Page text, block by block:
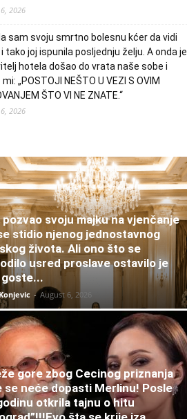
2026
sam svoju smrtno bolesnu kćer da vidi
tako joj ispunila posljednju želju. A onda je
hotela došao do vrata naše sobe i
„POSTOJI NEŠTO U VEZI S OVIM
ŠTO VI NE ZNATE.“
2026
pozvao svoju majku na vjenčanje
stidio njenog jednostavnog
života. Ali ono što se
usred proslave ostavilo je
- August 6, 2026
gore zbog Cecinog priznanja
se neće dopasti Merlinu! Posle
otkrila tajnu o hitu